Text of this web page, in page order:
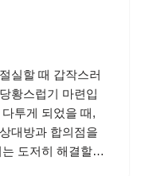
실할 때 갑작스러
황스럽기 마련입
투게 되었을 때,
대방과 합의점을
는 도저히 해결할…